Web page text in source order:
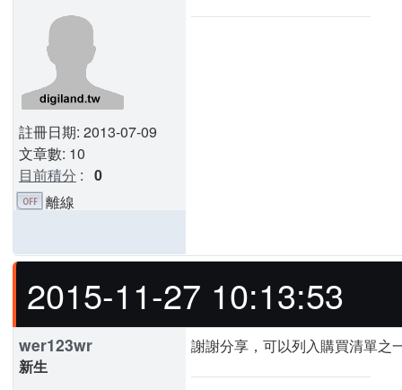
註冊日期: 2013-07-09
文章數: 10
目前積分 : 0
離線
2015-11-27 10:13:53
wer123wr
新生
謝謝分享，可以列入購買清單之